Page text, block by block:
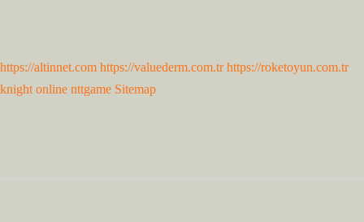
https://altinnet.com https://valuederm.com.tr https://roketoyun.com.tr
knight online nttgame Sitemap